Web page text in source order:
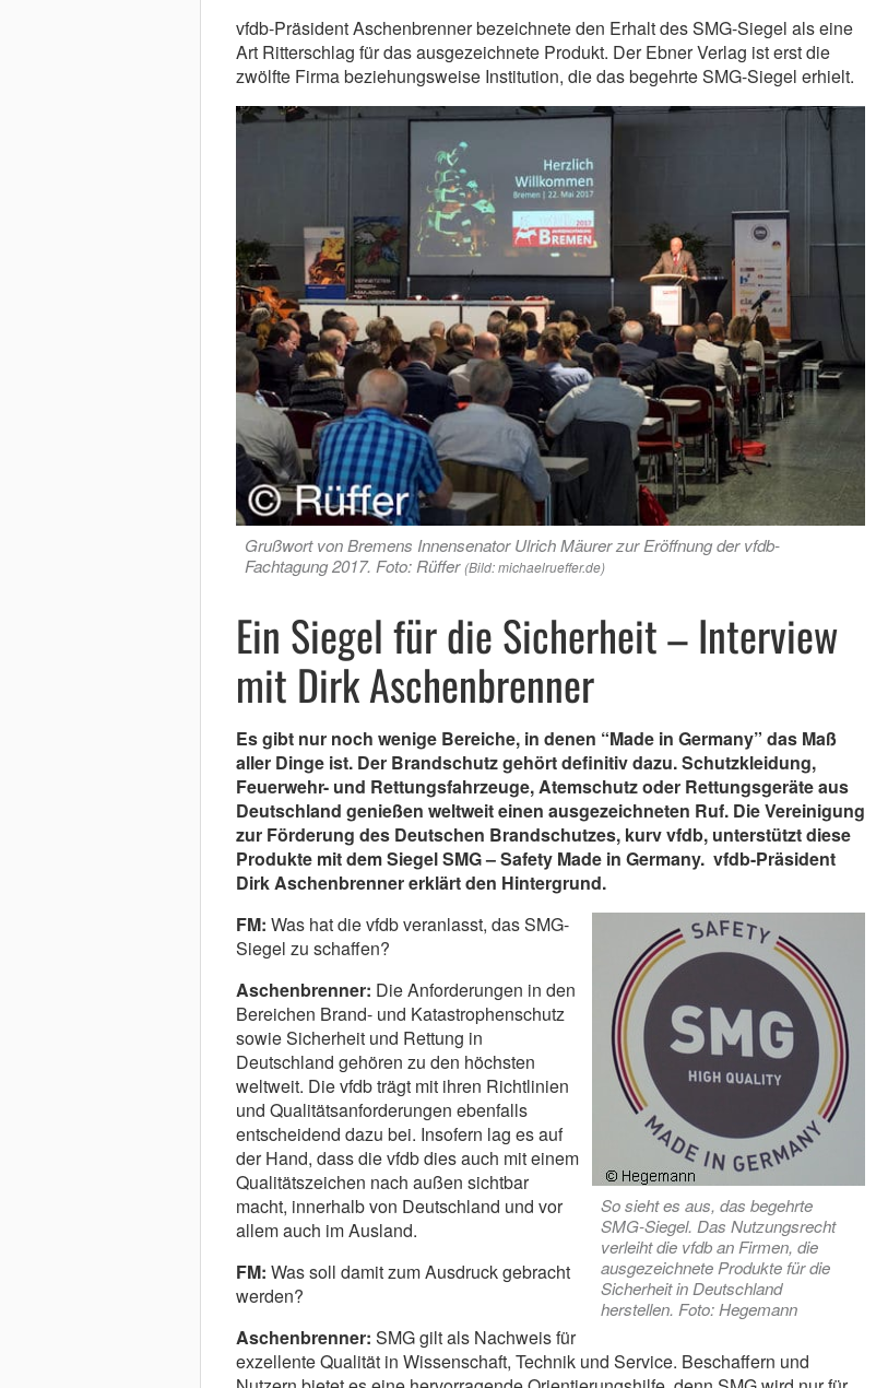
vfdb-Präsident Aschenbrenner bezeichnete den Erhalt des SMG-Siegel als eine
Art Ritterschlag für das ausgezeichnete Produkt. Der Ebner Verlag ist erst die
zwölfte Firma beziehungsweise Institution, die das begehrte SMG-Siegel erhielt.
Grußwort von Bremens Innensenator Ulrich Mäurer zur Eröffnung der vfdb-
Fachtagung 2017. Foto: Rüffer (Bild: michaelrueffer.de)
Ein Siegel für die Sicherheit – Interview
mit Dirk Aschenbrenner
Es gibt nur noch wenige Bereiche, in denen “Made in Germany” das Maß
aller Dinge ist. Der Brandschutz gehört definitiv dazu. Schutzkleidung,
Feuerwehr- und Rettungsfahrzeuge, Atemschutz oder Rettungsgeräte aus
Deutschland genießen weltweit einen ausgezeichneten Ruf. Die Vereinigung
zur Förderung des Deutschen Brandschutzes, kurv vfdb, unterstützt diese
Produkte mit dem Siegel SMG –Safety Made in Germany. vfdb-Präsident
Dirk Aschenbrenner erklärt den Hintergrund.
So sieht es aus, das begehrte
SMG-Siegel. Das Nutzungsrecht
verleiht die vfdb an Firmen, die
ausgezeichnete Produkte für die
Sicherheit in Deutschland
herstellen. Foto: Hegemann
FM: Was hat die vfdb veranlasst, das SMG-
Siegel zu schaffen?
Aschenbrenner: Die Anforderungen in den
Bereichen Brand- und Katastrophenschutz
sowie Sicherheit und Rettung in
Deutschland gehören zu den höchsten
weltweit. Die vfdb trägt mit ihren Richtlinien
und Qualitätsanforderungen ebenfalls
entscheidend dazu bei. Insofern lag es auf
der Hand, dass die vfdb dies auch mit einem
Qualitätszeichen nach außen sichtbar
macht, innerhalb von Deutschland und vor
allem auch im Ausland.
FM: Was soll damit zum Ausdruck gebracht
werden?
Aschenbrenner: SMG gilt als Nachweis für
exzellente Qualität in Wissenschaft, Technik und Service. Beschaffern und